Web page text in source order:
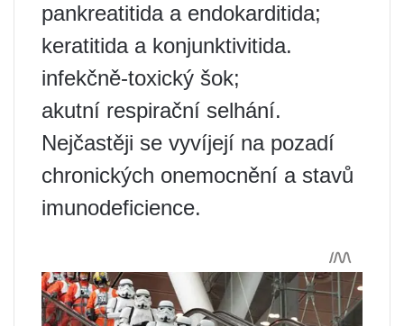
pankreatitida a endokarditida;
keratitida a konjunktivitida.
infekčně-toxický šok;
akutní respirační selhání.
Nejčastěji se vyvíjejí na pozadí
chronických onemocnění a stavů
imunodeficience.